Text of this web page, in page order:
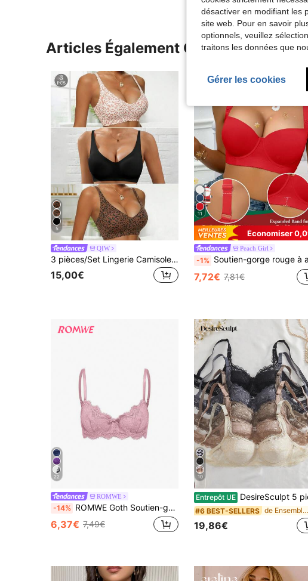
Articles Également Consultés
5
QIW
3 pièces/Set Lingerie Camisole sans couture confortable dos nu imprimé léopard pour femmes, respirant, sans fil
15,00€
11
Économiser
Peach Girl
-1% Soutien-gorge rouge à armatures avec maintien, convient aux femmes - rehaussant la poitrine, soulevant, avec maintien latéral, sexy et confortable, polyvalent à la mode, cadeau pour
7,72€ 7,81€
22
ROMWE
-14% ROMWE Goth Soutien-gorge triangle à armatures avec dentelle florale
6,37€ 7,49€
10
Entrepôt UE DesireSculpt 5 pièces/Set Soutiens-gorge en dentelle florale confortables pour
#6 BEST-SELLERS de Ensemble de 5 pièces Soutiens-gorge et bralette
19,86€
désactiver en modifiant les
site web. Pour en savoir
optionnels, veuillez
traitons les données que
Gérer les cookies